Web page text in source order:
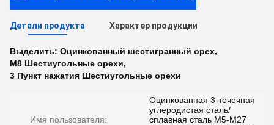
Детали продукта Характер продукции
Выделить: Оцинкованный шестигранный орех,
M8 Шестиугольные орехи,
3 Пункт нажатия Шестиугольные орехи
Имя пользователя:
Оцинкованная 3-точечная
углеродистая сталь/
сплавная сталь M5-M27